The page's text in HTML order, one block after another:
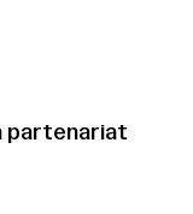
partenariat